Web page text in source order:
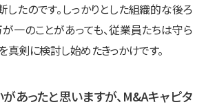
たのです。しっかりとした組織的な後ろ
一のことがあっても、従業員たちは守ら
真剣に検討し始めたきっかけです。
あったと思いますが、M&Aキャピタ